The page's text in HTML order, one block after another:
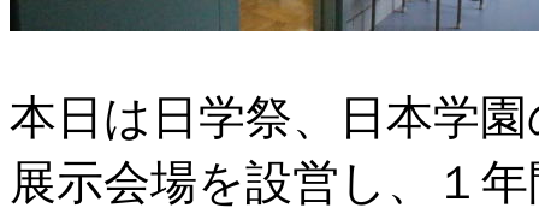
本日は日学祭、日本学
展示会場を設営し、１